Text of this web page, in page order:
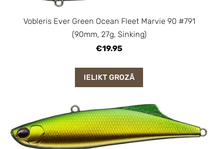
Vobleris Ever Green Ocean Fleet Marvie 90 #791
(90mm, 27g, Sinking)
€19.95
IELIKT GROZĀ